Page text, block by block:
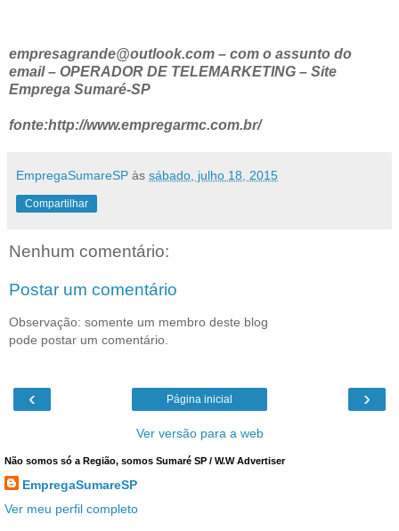
empresagrande@outlook.com – com o assunto do
email – OPERADOR DE TELEMARKETING – Site
Emprega Sumaré-SP
fonte:http://www.empregarmc.com.br/
EmpregaSumareSP às sábado, julho 18, 2015
Compartilhar
Nenhum comentário:
Postar um comentário
Observação: somente um membro deste blog
pode postar um comentário.
‹ ›
Página inicial
Ver versão para a web
Não somos só a Região, somos Sumaré SP / W.W Advertiser
EmpregaSumareSP
Ver meu perfil completo